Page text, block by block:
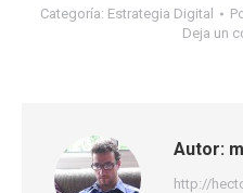
Categoría: Estrategia Digital
Deja un
Autor:
http://